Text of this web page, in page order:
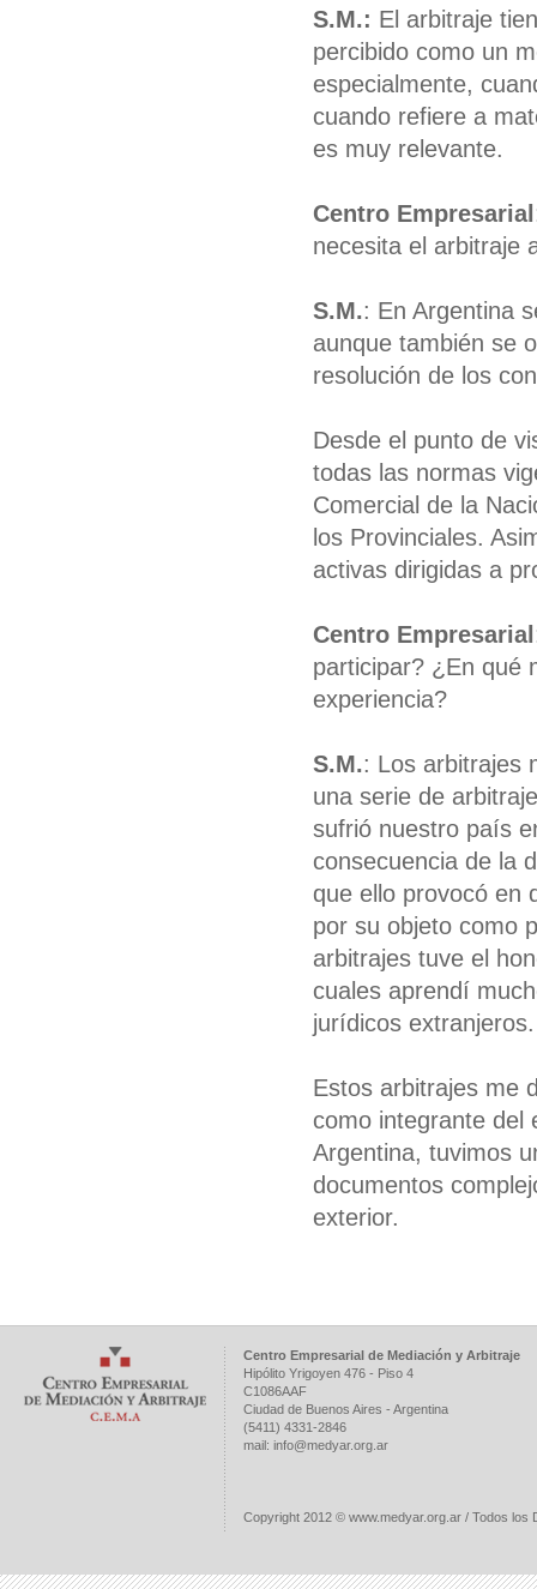
S.M.: El arbitraje
percibido como un
especialmente,
cuando refiere a
es muy relevante.
Centro Empresarial
necesita el arbitraje
S.M.: En Argentina
aunque también se
resolución de los
Desde el punto de
todas las normas
Comercial de la
los Provinciales.
activas dirigidas a
Centro Empresarial
participar? ¿En qué
experiencia?
S.M.: Los arbitrajes
una serie de
sufrió nuestro país
consecuencia de la
que ello provocó en
por su objeto como
arbitrajes tuve el
cuales aprendí
jurídicos extranjeros.
Estos arbitrajes me
como integrante del
Argentina, tuvimos
documentos
exterior.
Centro Empresarial de Mediación y Arbitraje
Hipólito Yrigoyen 476 - Piso 4
C1086AAF
Ciudad de Buenos Aires - Argentina
(5411) 4331-2846
mail: info@medyar.org.ar
Copyright 2012 © www.medyar.org.ar / Todos los